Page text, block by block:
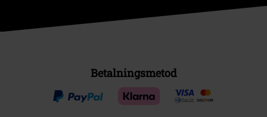
Betalningsmetod